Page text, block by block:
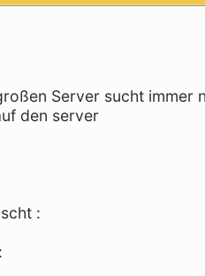
Server sucht immer
den server
: